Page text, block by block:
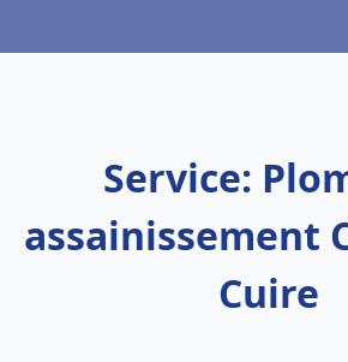
Service:
assainissement
Cuire